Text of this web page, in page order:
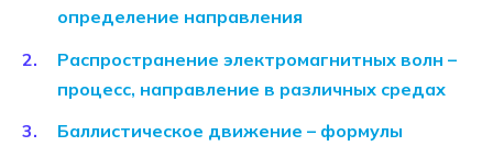
определение направления
Распространение электромагнитных волн –
процесс, направление в различных средах
Баллистическое движение – формулы